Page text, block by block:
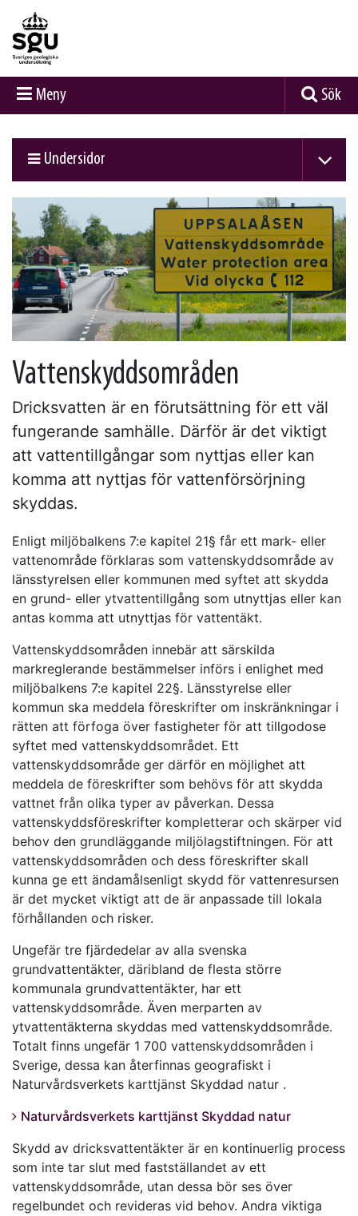
Meny Sök
Undersidor
Vattenskyddsområden
Dricksvatten är en förutsättning för ett väl
fungerande samhälle. Därför är det viktigt
att vattentillgångar som nyttjas eller kan
komma att nyttjas för vattenförsörjning
skyddas.
Enligt miljöbalkens 7:e kapitel 21§ får ett mark- eller
vattenområde förklaras som vattenskyddsområde av
länsstyrelsen eller kommunen med syftet att skydda
en grund- eller ytvattentillgång som utnyttjas eller kan
antas komma att utnyttjas för vattentäkt.
Vattenskyddsområden innebär att särskilda
markreglerande bestämmelser införs i enlighet med
miljöbalkens 7:e kapitel 22§. Länsstyrelse eller
kommun ska meddela föreskrifter om inskränkningar i
rätten att förfoga över fastigheter för att tillgodose
syftet med vattenskyddsområdet. Ett
vattenskyddsområde ger därför en möjlighet att
meddela de föreskrifter som behövs för att skydda
vattnet från olika typer av påverkan. Dessa
vattenskyddsföreskrifter kompletterar och skärper vid
behov den grundläggande miljölagstiftningen. För att
vattenskyddsområden och dess föreskrifter skall
kunna ge ett ändamålsenligt skydd för vattenresursen
är det mycket viktigt att de är anpassade till lokala
förhållanden och risker.
Ungefär tre fjärdedelar av alla svenska
grundvattentäkter, däribland de flesta större
kommunala grundvattentäkter, har ett
vattenskyddsområde. Även merparten av
ytvattentäkterna skyddas med vattenskyddsområde.
Totalt finns ungefär 1 700 vattenskyddsområden i
Sverige, dessa kan återfinnas geografiskt i
Naturvårdsverkets karttjänst Skyddad natur .
Naturvårdsverkets karttjänst Skyddad natur
Skydd av dricksvattentäkter är en kontinuerlig process
som inte tar slut med fastställandet av ett
vattenskyddsområde, utan dessa bör ses över
regelbundet och revideras vid behov. Andra viktiga